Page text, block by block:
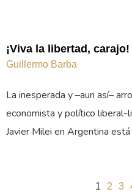
¡Viva la libertad, carajo!
Guillermo Barba
La inesperada y –aun así–
economista y político liberal-
Javier Milei en Argentina
1 2 3